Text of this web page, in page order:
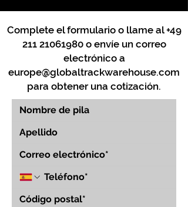
Complete el formulario o llame al+49
211 21061980o envíe un correo
electrónico a
europe@globaltrackwarehouse.com
para obtener una cotización.